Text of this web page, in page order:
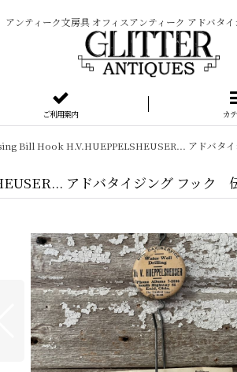
アンティーク文房具 オフィスアンティーク アドバタイ
ご利用案内 カ
Bill Hook H.V.HUEPPELSHEUSER... アドバタ
アドバタイジング フック